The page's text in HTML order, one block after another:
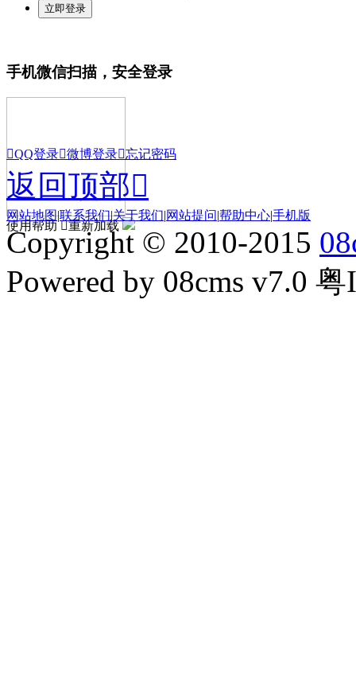
手机微信扫描，安全登录
使用帮助 重新加载
QQ登录微博登录忘记密码
返回顶部
网站地图|联系我们|关于我们|网站提问|帮助中心|手机版
Copyright © 2010-2015
Powered by 08cms v7.0